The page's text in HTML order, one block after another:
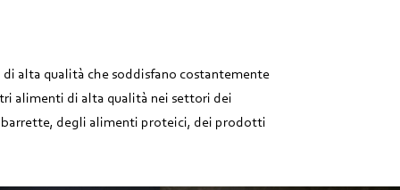
alta qualità che soddisfano costantemente
alimenti di alta qualità nei settori dei
degli alimenti proteici, dei prodotti